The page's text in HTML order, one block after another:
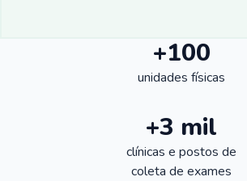
+100
unidades físicas
+3 mil
clínicas e postos de
coleta de exames